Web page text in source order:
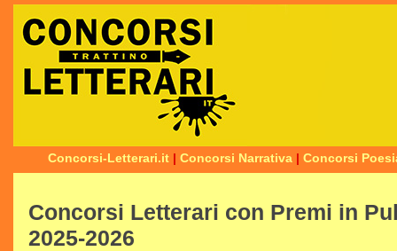
Concorsi-Letterari.it | Concorsi Narrativa | Concorsi
Concorsi Letterari con Premi in
2025-2026